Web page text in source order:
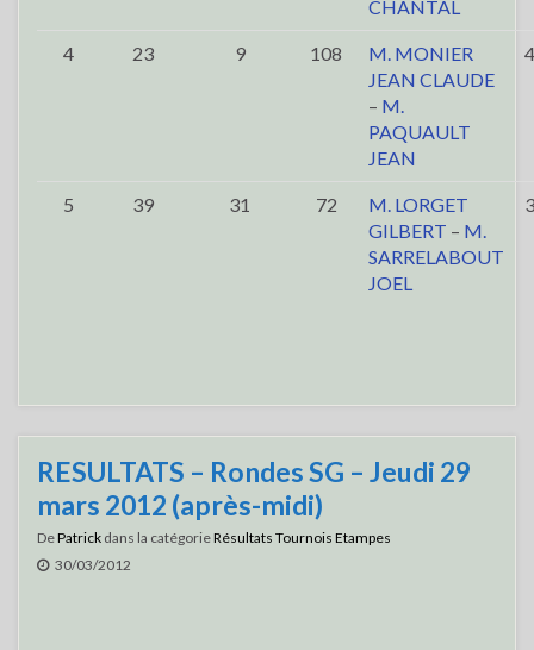
CHANTAL
4 23 9 108
M. MONIER
JEAN CLAUDE
– M.
PAQUAULT
JEAN
5 39 31 72
M. LORGET
GILBERT – M.
SARRELABOUT
JOEL
RESULTATS – Rondes SG – Jeudi 29
mars 2012 (après-midi)
DePatrick dans la catégorieRésultats Tournois Etampes
30/03/2012